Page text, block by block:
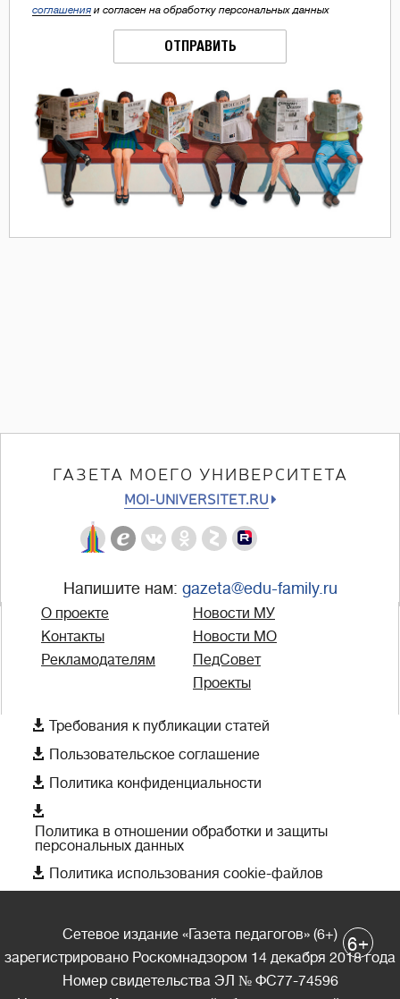
соглашения и согласен на обработку персональных данных
ОТПРАВИТЬ
ГАЗЕТА МОЕГО УНИВЕРСИТЕТА
MOI-UNIVERSITET.RU
Напишите нам: gazeta@edu-family.ru
О проекте
Контакты
Рекламодателям
Новости МУ
Новости МО
ПедСовет
Проекты
 Требования к публикации статей
 Пользовательское соглашение
 Политика конфиденциальности

Политика в отношении обработки и защиты
персональных данных
 Политика использования cookie-файлов
Сетевое издание «Газета педагогов» (6+)
зарегистрировано Роскомнадзором 14 декабря 2018 года
Номер свидетельства ЭЛ № ФС77-74596
6+